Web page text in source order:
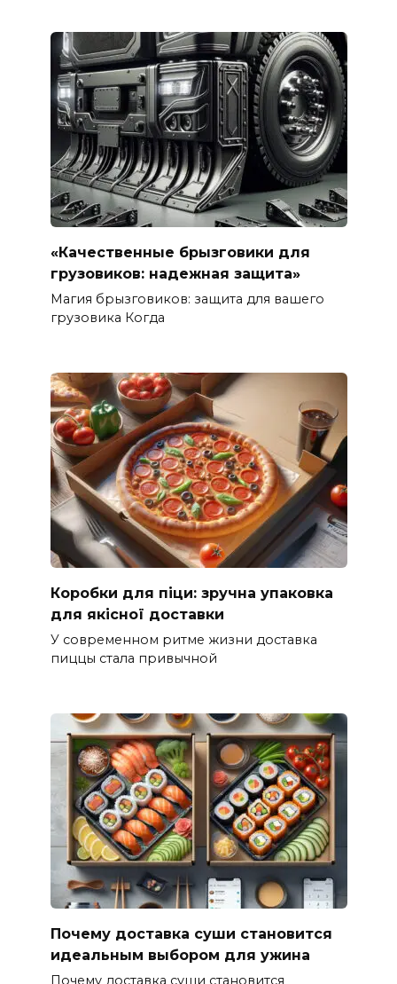
«Качественные брызговики для
грузовиков: надежная защита»
Магия брызговиков: защита для вашего
грузовика Когда
Коробки для піци: зручна упаковка
для якісної доставки
У современном ритме жизни доставка
пиццы стала привычной
Почему доставка суши становится
идеальным выбором для ужина
Почему доставка суши становится